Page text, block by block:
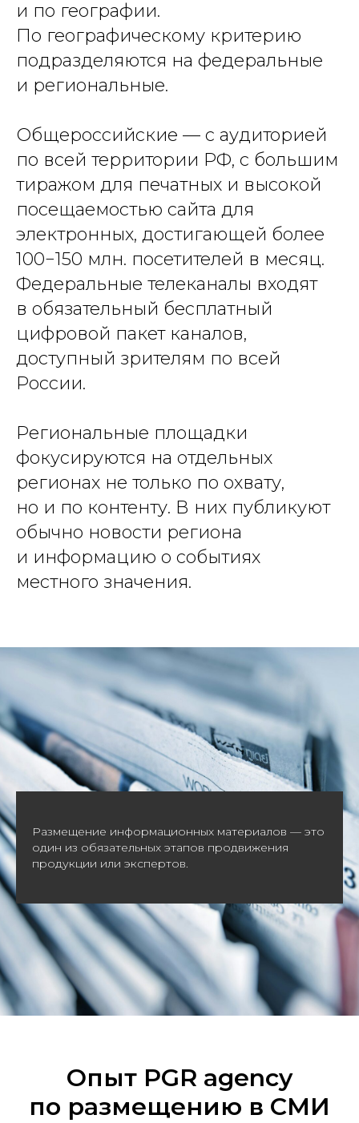
и по географии.
По географическому критерию
подразделяются на федеральные
и региональные.
Общероссийские — с аудиторией
по всей территории РФ, с большим
тиражом для печатных и высокой
посещаемостью сайта для
электронных, достигающей более
100−150 млн. посетителей в месяц.
Федеральные телеканалы входят
в обязательный бесплатный
цифровой пакет каналов,
доступный зрителям по всей
России.
Региональные площадки
фокусируются на отдельных
регионах не только по охвату,
но и по контенту. В них публикуют
обычно новости региона
и информацию о событиях
местного значения.
Размещение информационных материалов — это
один из обязательных этапов продвижения
продукции или экспертов.
Опыт PGR agency
по размещению в СМИ